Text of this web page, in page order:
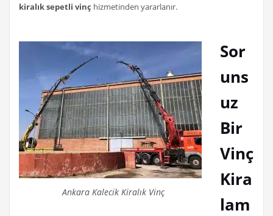
kiralık sepetli vinç hizmetinden yararlanır.
Ankara Kalecik Kiralık Vinç
Sor
uns
uz
Bir
Vinç
Kira
lam